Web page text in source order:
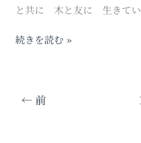
さ
と共に 木と友に 生きてい
の
ロ
る
続きを読む »
← 前